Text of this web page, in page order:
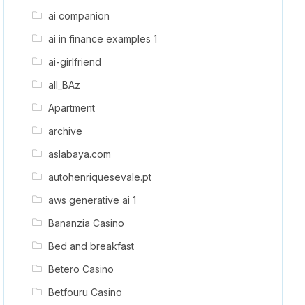
ai companion
ai in finance examples 1
ai-girlfriend
all_BAz
Apartment
archive
aslabaya.com
autohenriquesevale.pt
aws generative ai 1
Bananzia Casino
Bed and breakfast
Betero Casino
Betfouru Casino